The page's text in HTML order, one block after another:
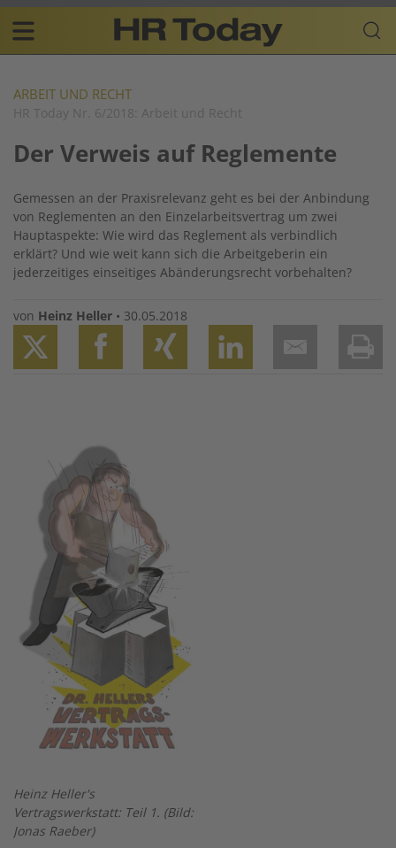
Skip
content
Plattform
für
Resources
navigation
DE
ARBEIT UND RECHT
HR Today Nr. 6/2018: Arbeit und Recht
Der Verweis auf Reglemente
Gemessen an der Praxisrelevanz geht es bei der Anbindung
von Reglementen an den Einzelarbeitsvertrag um zwei
Hauptaspekte: Wie wird das Reglement als verbindlich
erklärt? Und wie weit kann sich die Arbeitgeberin ein
jederzeitiges einseitiges Abänderungsrecht vorbehalten?
von Heinz Heller • 30.05.2018
Heinz Heller's
Vertragswerkstatt: Teil 1. (Bild:
Jonas Raeber)